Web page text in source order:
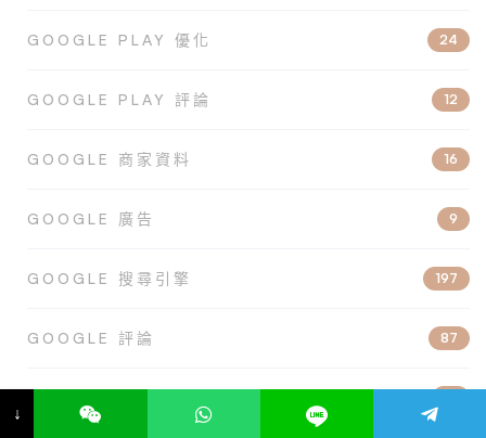
GOOGLE PLAY 優化 24
GOOGLE PLAY 評論 12
GOOGLE 商家資料 16
GOOGLE 廣告 9
GOOGLE 搜尋引擎 197
GOOGLE 評論 87
↓